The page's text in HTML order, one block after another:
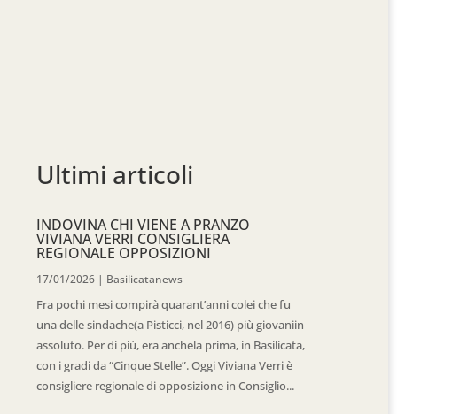
Ultimi articoli
INDOVINA CHI VIENE A PRANZO
VIVIANA VERRI CONSIGLIERA
REGIONALE OPPOSIZIONI
17/01/2026 | Basilicatanews
Fra pochi mesi compirà quarant’anni colei che fu
una delle sindache(a Pisticci, nel 2016) più giovaniin
assoluto. Per di più, era anchela prima, in Basilicata,
con i gradi da “Cinque Stelle”. Oggi Viviana Verri è
consigliere regionale di opposizione in Consiglio...